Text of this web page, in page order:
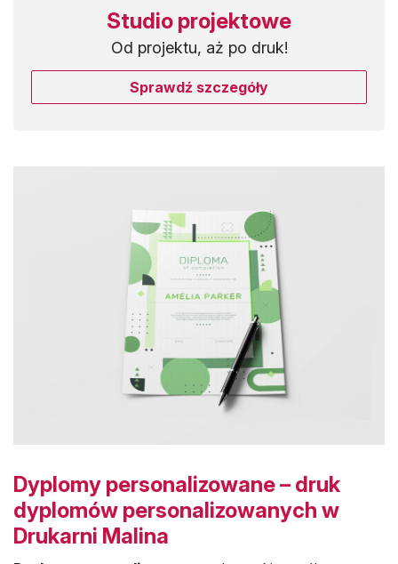
Dyplomy personalizowane – druk
dyplomów personalizowanych w
Drukarni Malina
Studio projektowe
Od projektu, aż po druk!
Sprawdź szczegóły